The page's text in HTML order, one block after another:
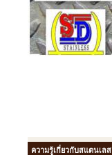
ความรู้เกี่ยวกับสแตนเลส